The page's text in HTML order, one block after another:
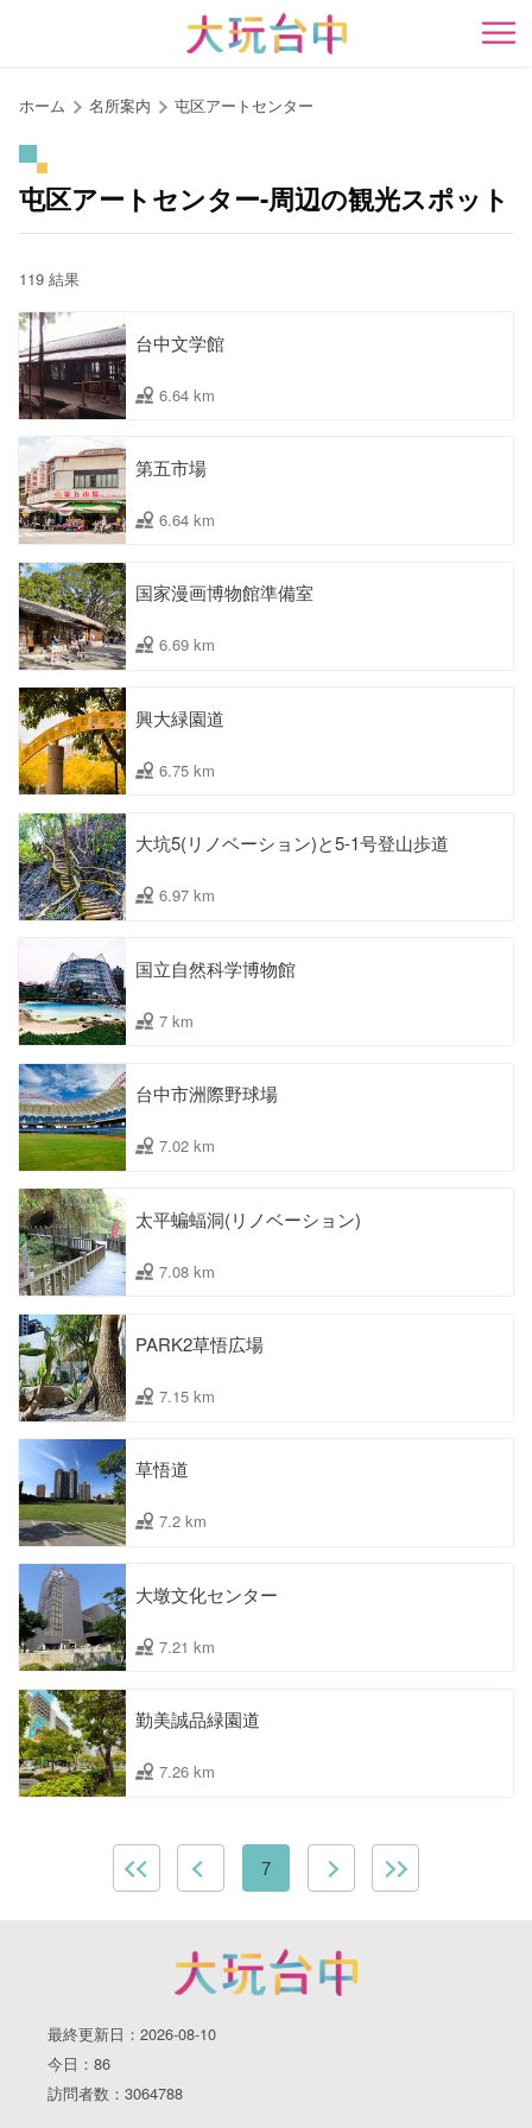
開
ホーム 名所案内 屯区アートセンター
屯区アートセンター-周辺の観光スポット
119 結果
台中文学館
6.64 km
第五市場
6.64 km
国家漫画博物館準備室
6.69 km
興大緑園道
6.75 km
大坑5(リノベーション)と5-1号登山歩道
6.97 km
国立自然科学博物館
7 km
台中市洲際野球場
7.02 km
太平蝙蝠洞(リノベーション)
7.08 km
PARK2草悟広場
7.15 km
草悟道
7.2 km
大墩文化センター
7.21 km
勤美誠品緑園道
7.26 km
7
最終更新日：2026-08-10
今日：86
訪問者数：3064788